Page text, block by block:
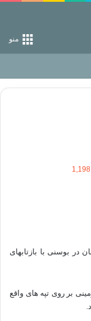
منو
خداست‌!
1,198
بوسنی با بازتابهای
بر روی تپه های واقع